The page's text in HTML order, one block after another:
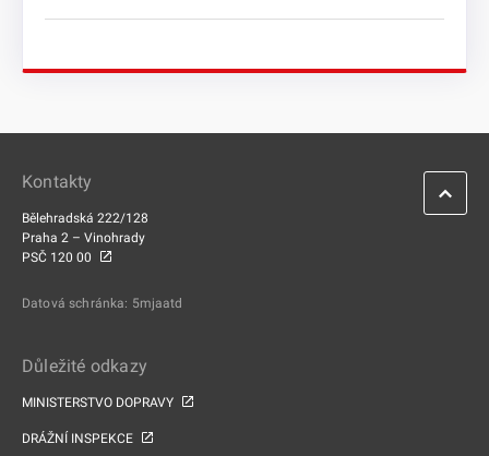
Kontakty
Bělehradská 222/128
Praha 2 – Vinohrady
PSČ 120 00
Datová schránka: 5mjaatd
Důležité odkazy
MINISTERSTVO DOPRAVY
DRÁŽNÍ INSPEKCE